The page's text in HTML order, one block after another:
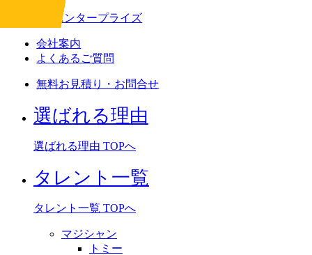
会社案内
よくあるご質問
無料お見積り・お問合せ
選ばれる理由
選ばれる理由 TOPへ
タレント一覧
タレント一覧 TOPへ
マジシャン
トミー